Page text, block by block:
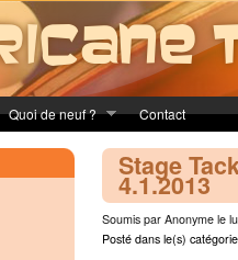
Quoi de neuf ? Contact
Stage
4.1.2013
Soumis par Anonyme le
Posté dans le(s)